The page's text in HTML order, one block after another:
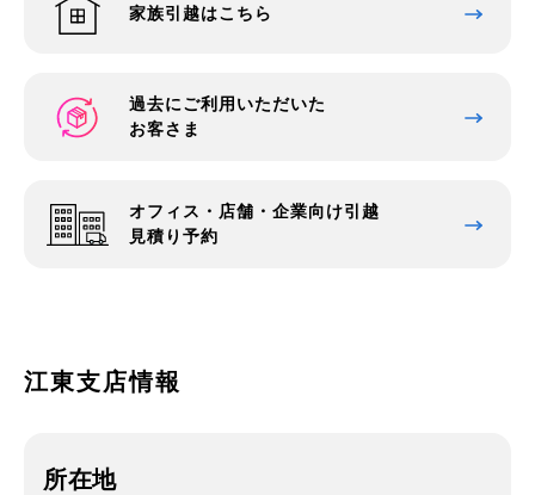
家族引越はこちら
過去にご利用いただいた
お客さま
オフィス・店舗・企業向け引越
見積り予約
江東支店情報
所在地